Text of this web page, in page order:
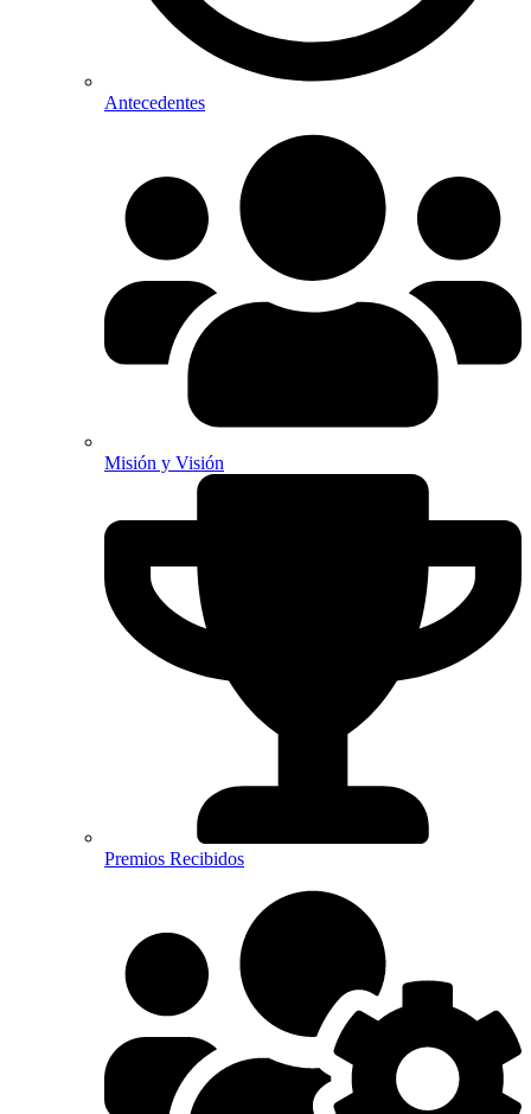
Antecedentes
Misión y Visión
Premios Recibidos